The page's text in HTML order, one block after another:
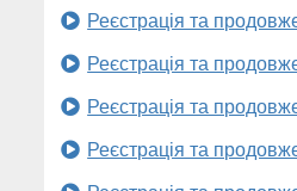
Реєстрація та
Реєстрація та
Реєстрація та
Реєстрація та